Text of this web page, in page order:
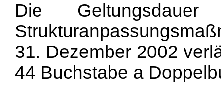
Die
31. Dezember 2002
44 Buchstabe a